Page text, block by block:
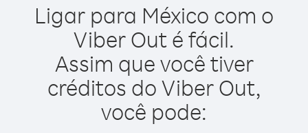
Ligar para México com o
Viber Out é fácil.
Assim que você tiver
créditos do Viber Out,
você pode: